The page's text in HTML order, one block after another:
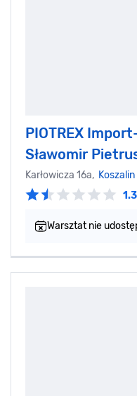
PIOTREX
Sławomir
Karłowicza 16a, Koszalin
1.3
Warsztat nie